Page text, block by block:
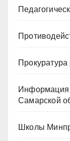
Прокуратура
Информация
Самарской
Школы